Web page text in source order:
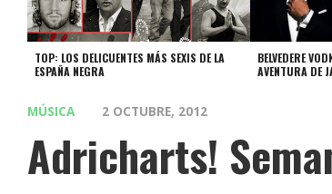
TOP: LOS DELICUENTES MÁS SEXIS DE LA
ESPAÑA NEGRA
BELVEDERE
AVENTURA DE
MÚSICA 2 OCTUBRE, 2012
Adricharts!